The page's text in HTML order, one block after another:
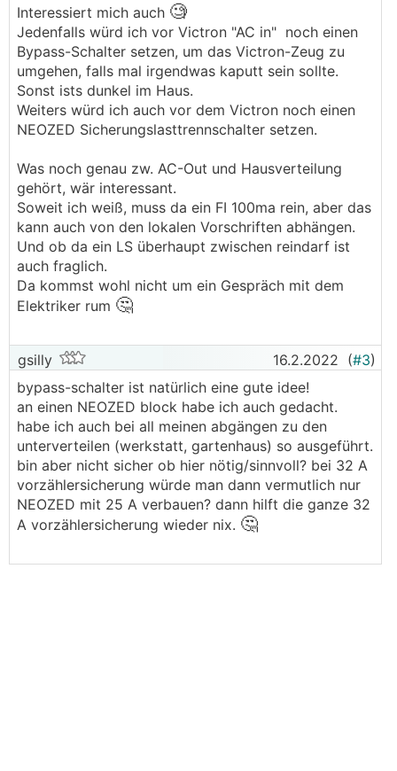
Interessiert mich auch 🧐
Jedenfalls würd ich vor Victron "AC in" noch einen
Bypass-Schalter setzen, um das Victron-Zeug zu
umgehen, falls mal irgendwas kaputt sein sollte.
Sonst ists dunkel im Haus.
Weiters würd ich auch vor dem Victron noch einen
NEOZED Sicherungslasttrennschalter setzen.
Was noch genau zw. AC-Out und Hausverteilung
gehört, wär interessant.
Soweit ich weiß, muss da ein FI 100ma rein, aber das
kann auch von den lokalen Vorschriften abhängen.
Und ob da ein LS überhaupt zwischen reindarf ist
auch fraglich.
Da kommst wohl nicht um ein Gespräch mit dem
Elektriker rum 🤔
gsilly 16.2.2022 (#3)
bypass-schalter ist natürlich eine gute idee!
an einen NEOZED block habe ich auch gedacht.
habe ich auch bei all meinen abgängen zu den
unterverteilen (werkstatt, gartenhaus) so ausgeführt.
bin aber nicht sicher ob hier nötig/sinnvoll? bei 32 A
vorzählersicherung würde man dann vermutlich nur
NEOZED mit 25 A verbauen? dann hilft die ganze 32
A vorzählersicherung wieder nix. 🤔